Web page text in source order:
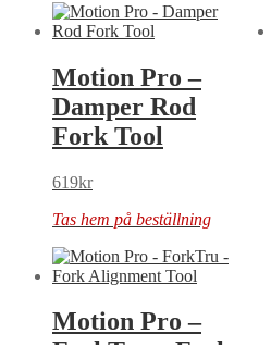
Motion Pro –
Damper Rod
Fork Tool
619kr
Tas hem på beställning
Motion Pro –